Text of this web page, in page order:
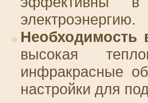
электроэнергию.
Необходимость
высокая
инфракрасные
настройки для